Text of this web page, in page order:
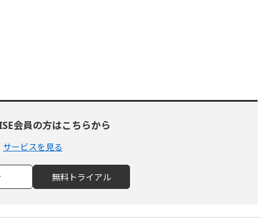
会員の方はこちらから
サービスを見る
無料トライアル